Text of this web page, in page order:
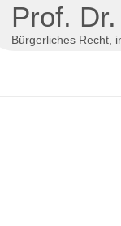
Prof.
Bürgerliches Recht,